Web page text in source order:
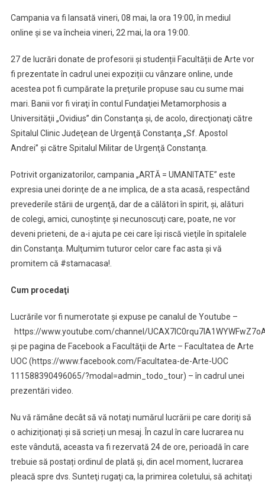
Campania va fi lansată vineri, 08 mai, la ora 19:00, în mediul
online şi se va încheia vineri, 22 mai, la ora 19:00.
27 de lucrări donate de profesorii și studenții Facultății de Arte vor
fi prezentate în cadrul unei expoziții cu vânzare online, unde
acestea pot fi cumpărate la preţurile propuse sau cu sume mai
mari. Banii vor fi viraţi în contul Fundaţiei Metamorphosis a
Universităţii „Ovidius” din Constanţa şi, de acolo, direcţionaţi către
Spitalul Clinic Judeţean de Urgenţă Constanţa „Sf. Apostol
Andrei” şi către Spitalul Militar de Urgenţă Constanţa.
Potrivit organizatorilor, campania „ARTĂ = UMANITATE” este
expresia unei dorinţe de a ne implica, de a sta acasă, respectând
prevederile stării de urgenţă, dar de a călători în spirit, şi, alături
de colegi, amici, cunoştinţe şi necunoscuţi care, poate, ne vor
deveni prieteni, de a-i ajuta pe cei care îşi riscă vieţile în spitalele
din Constanţa. Mulţumim tuturor celor care fac asta şi vă
promitem că #stamacasa!.
Cum procedaţi
Lucrările vor fi numerotate şi expuse pe canalul de Youtube –
https://www.youtube.com/channel/
şi pe pagina de Facebook a Facultăţii de Arte – Facultatea de Arte
UOC (https://www.facebook.com/Facultatea-de-Arte-UOC
111588390496065/?modal=admin_todo_tour) – în cadrul unei
prezentări video.
Nu vă rămâne decât să vă notaţi numărul lucrării pe care doriţi să
o achiziţionaţi şi să scrieți un mesaj. În cazul în care lucrarea nu
este vândută, aceasta va fi rezervată 24 de ore, perioadă în care
trebuie să postați ordinul de plată şi, din acel moment, lucrarea
pleacă spre dvs. Sunteţi rugaţi ca, la primirea coletului, să achitaţi